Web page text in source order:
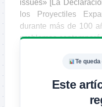
issues» [La
los Proyectiles
durante más de 100
problemas
Te
Este